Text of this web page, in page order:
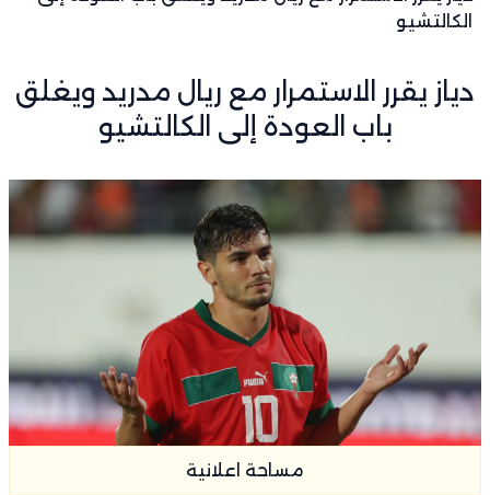
الكالتشيو
دياز يقرر الاستمرار مع ريال مدريد ويغلق
باب العودة إلى الكالتشيو
مساحة اعلانية